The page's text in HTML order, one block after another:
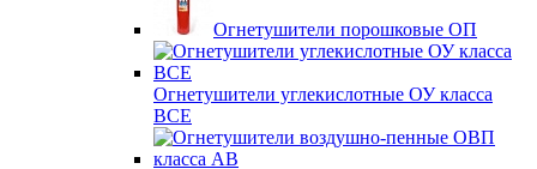
Огнетушители порошковые ОП
Огнетушители углекислотные ОУ класса
ВСЕ